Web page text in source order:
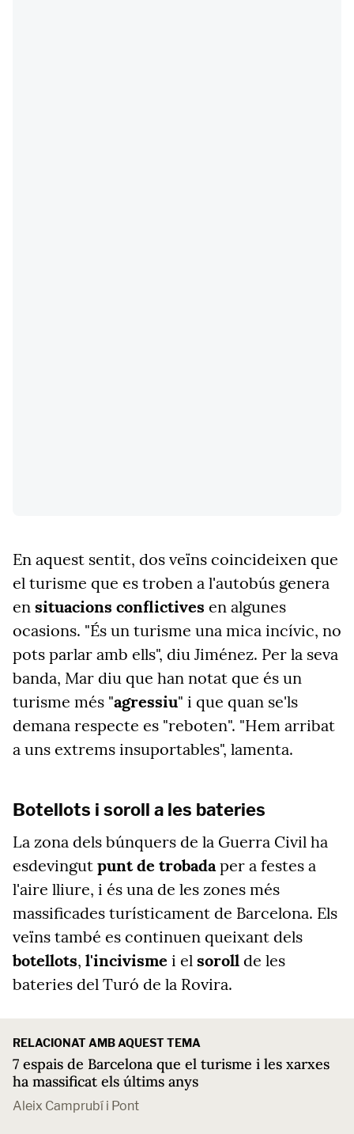
En aquest sentit, dos veïns coincideixen que
el turisme que es troben a l'autobús genera
en situacions conflictives en algunes
ocasions. "És un turisme una mica incívic, no
pots parlar amb ells", diu Jiménez. Per la seva
banda, Mar diu que han notat que és un
turisme més "agressiu" i que quan se'ls
demana respecte es "reboten". "Hem arribat
a uns extrems insuportables", lamenta.
Botellots i soroll a les bateries
La zona dels búnquers de la Guerra Civil ha
esdevingut punt de trobadaper a festes a
l'aire lliure, i és una de les zones més
massificades turísticament de Barcelona. Els
veïns també es continuen queixant dels
botellots, l'incivisme i el soroll de les
bateries del Turó de la Rovira.
RELACIONAT AMB AQUEST TEMA
7 espais de Barcelona que el turisme i les xarxes
ha massificat els últims anys
Aleix Camprubí i Pont